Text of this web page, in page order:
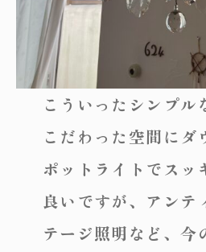
こういったシンプル
こだわった空間にダ
ポットライトでスッ
良いですが、アンテ
テージ照明など、今